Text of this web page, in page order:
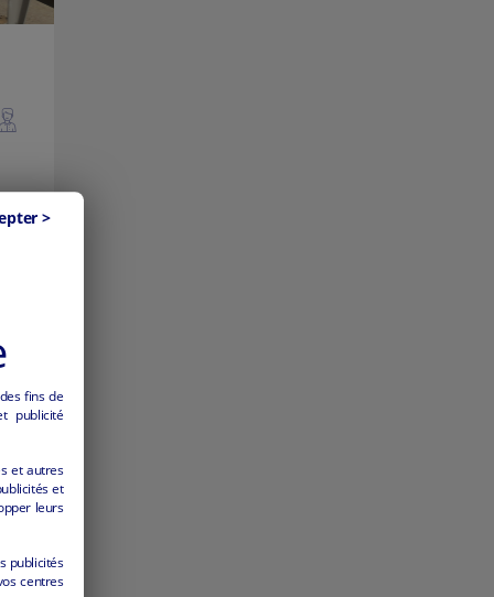
fins de
publicité
et autres
et
leurs
publicités
centres
>